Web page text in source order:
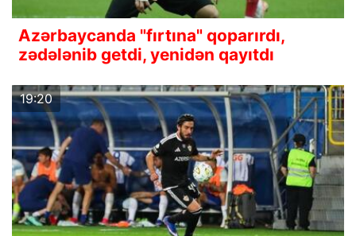
Azərbaycanda "fırtına" qoparırdı,
zədələnib getdi, yenidən qayıtdı
19:20